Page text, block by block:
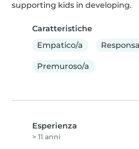
supporting kids in developing.
Caratteristiche
Empatico/a
Premuroso/a
Esperienza
> 11 anni